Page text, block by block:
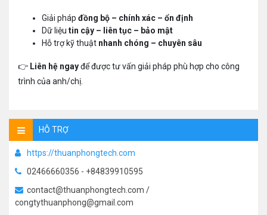
Giải pháp đồng bộ – chính xác – ổn định
Dữ liệu tin cậy – liên tục – bảo mật
Hỗ trợ kỹ thuật nhanh chóng – chuyên sâu
👉 Liên hệ ngayđể được tư vấn giải pháp phù hợp cho công
trình của anh/chị.
HỖ TRỢ
https://thuanphongtech.com
02466660356 - +84839910595
contact@thuanphongtech.com /
congtythuanphong@gmail.com